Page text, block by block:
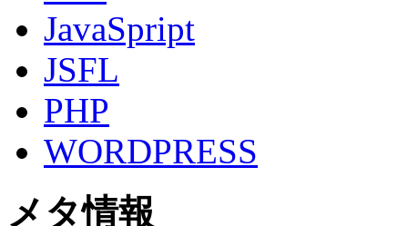
JavaSpript
JSFL
PHP
WORDPRESS
メタ情報